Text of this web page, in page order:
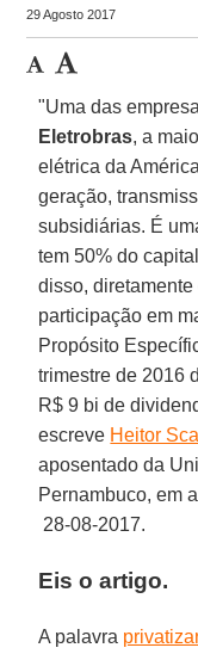
29 Agosto 2017
"Uma das
Eletrobras, a
elétrica da
geração,
subsidiárias. É
tem 50% do
disso,
participação em
Propósito
trimestre de 2016
R$ 9 bi de
escreve Heitor
aposentado da
Pernambuco, em
28-08-2017.
Eis o artigo.
A palavra